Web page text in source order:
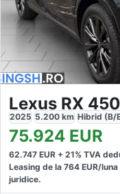
Lexus RX
2025 5.200 km Hibrid (B/
75.924 EUR
62.747 EUR + 21% TVA
Leasing de la 764 EUR/luna
juridice.